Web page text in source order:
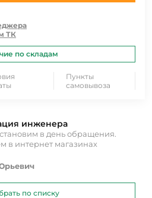
ТК
по складам
Пункты
самовывоза
инженера
в день обращения.
в интернет магазинах
по списку